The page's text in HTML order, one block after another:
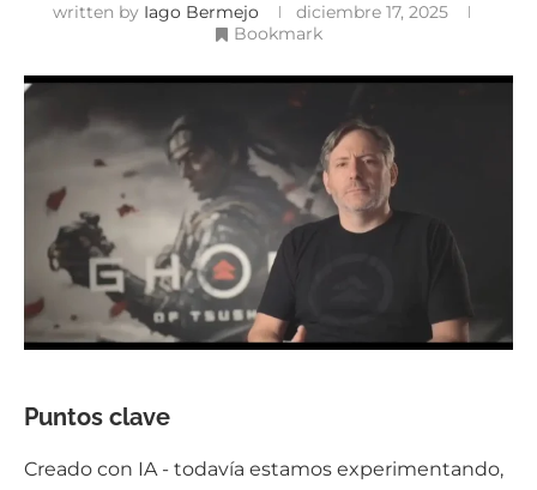
written by Iago Bermejo
diciembre 17, 2025
Bookmark
Puntos clave
Creado con IA - todavía estamos experimentando,